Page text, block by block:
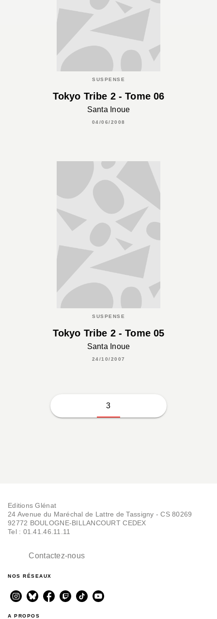
SUSPENSE
Tokyo Tribe 2 - Tome 06
Santa Inoue
04/06/2008
SUSPENSE
Tokyo Tribe 2 - Tome 05
Santa Inoue
24/10/2007
3
Editions Glénat
24 Avenue du Maréchal de Lattre de Tassigny - CS 80269
92772 BOULOGNE-BILLANCOURT CEDEX
Tel : 01.41.46.11.11
Contactez-nous
NOS RÉSEAUX
A PROPOS